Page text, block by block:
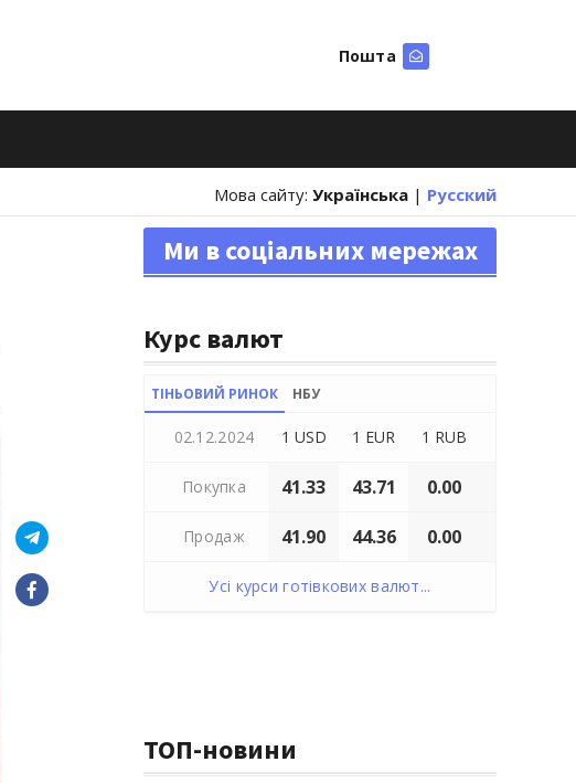
Пошта
Мова сайту: Українська | Русский
Ми в соціальних мережах
Курс валют
ТІНЬОВИЙ РИНОК НБУ
02.12.2024 1 USD 1 EUR 1 RUB
Покупка 41.33 43.71 0.00
Продаж 41.90 44.36 0.00
Усі курси готівкових валют...
ТОП-новини